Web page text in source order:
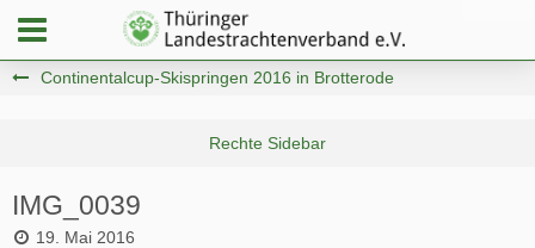
Continentalcup-Skispringen 2016 in Brotterode
IMG_0039
19. Mai 2016